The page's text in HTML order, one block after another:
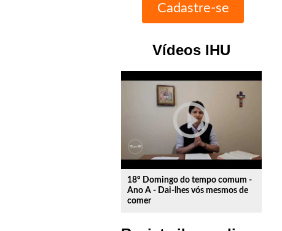
Vídeos IHU
play_circle_outline
18º Domingo do tempo comum -
Ano A - Dai-lhes vós mesmos de
comer